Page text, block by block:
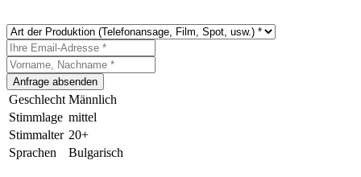
Geschlecht Männlich
Stimmlage mittel
Stimmalter 20+
Sprachen
Bulgarisch